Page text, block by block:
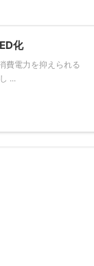
化
費電力を抑えられる
...